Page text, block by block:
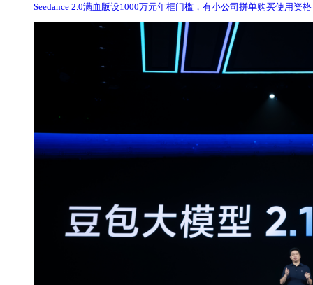
Seedance 2.0满血版设1000万元年框门槛，有小公司拼单购买使用资格